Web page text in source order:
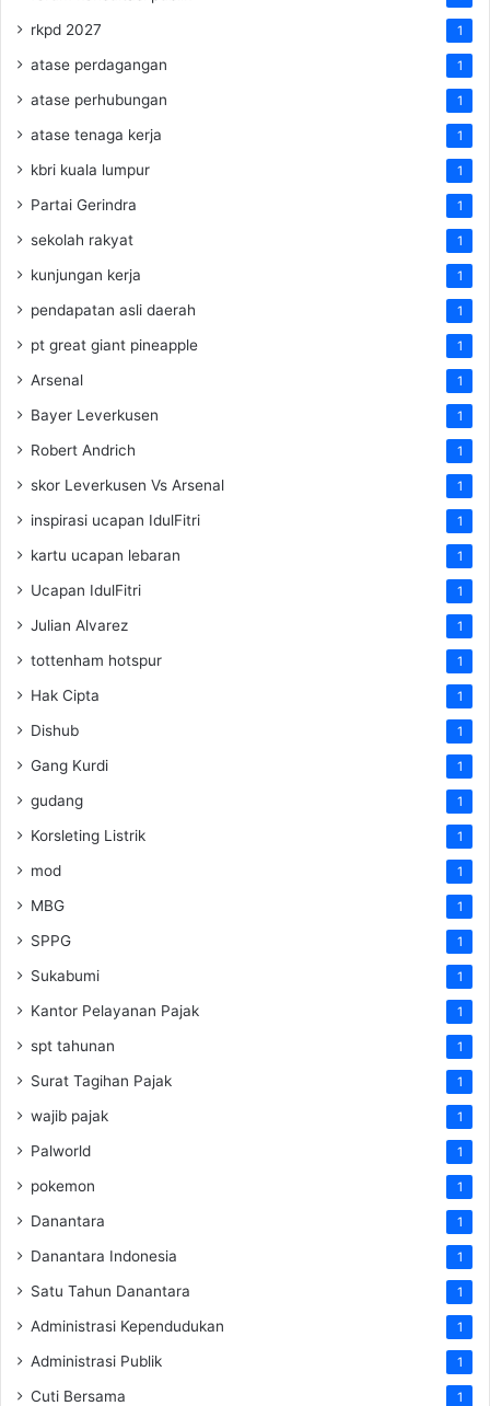
rkpd 2027 1
atase perdagangan 1
atase perhubungan 1
atase tenaga kerja 1
kbri kuala lumpur 1
Partai Gerindra 1
sekolah rakyat 1
kunjungan kerja 1
pendapatan asli daerah 1
pt great giant pineapple 1
Arsenal 1
Bayer Leverkusen 1
Robert Andrich 1
skor Leverkusen Vs Arsenal 1
inspirasi ucapan IdulFitri 1
kartu ucapan lebaran 1
Ucapan IdulFitri 1
Julian Alvarez 1
tottenham hotspur 1
Hak Cipta 1
Dishub 1
Gang Kurdi 1
gudang 1
Korsleting Listrik 1
mod 1
MBG 1
SPPG 1
Sukabumi 1
Kantor Pelayanan Pajak 1
spt tahunan 1
Surat Tagihan Pajak 1
wajib pajak 1
Palworld 1
pokemon 1
Danantara 1
Danantara Indonesia 1
Satu Tahun Danantara 1
Administrasi Kependudukan 1
Administrasi Publik 1
Cuti Bersama 1